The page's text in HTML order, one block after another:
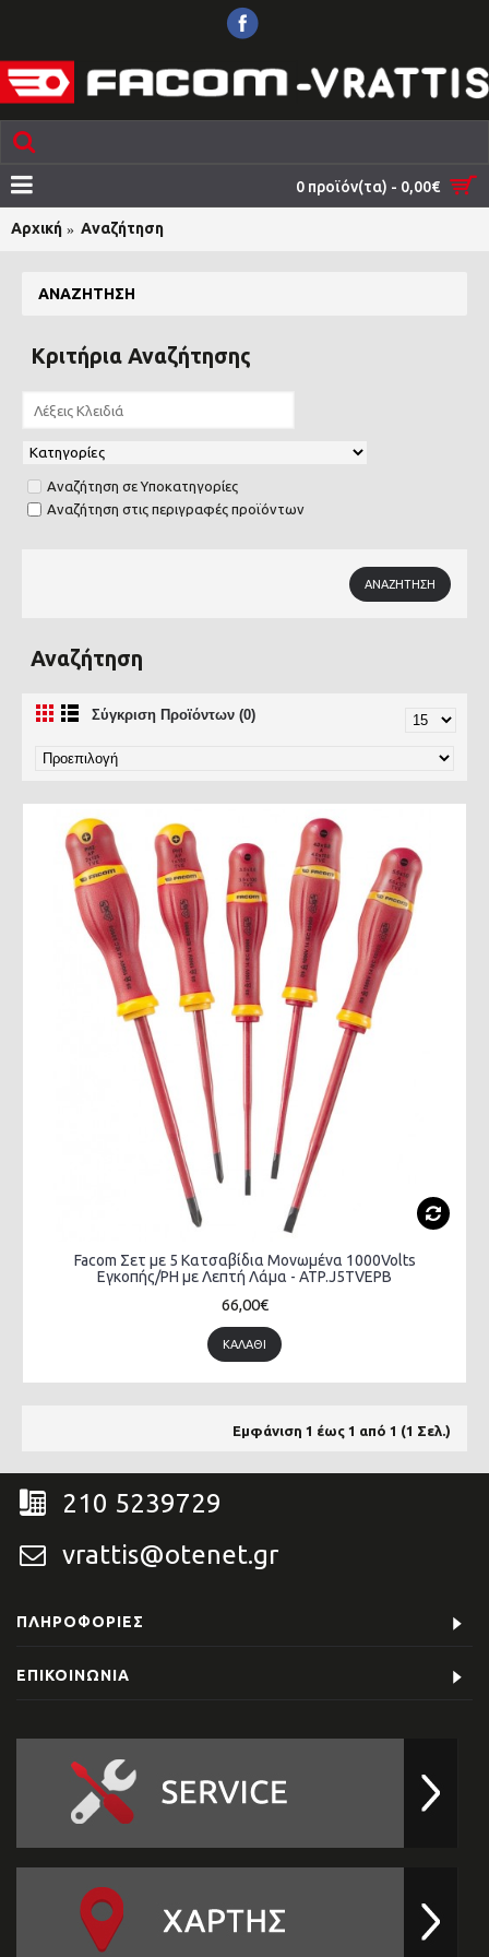
0 προϊόν(τα) - 0,00€
Αρχική Αναζήτηση
ΑΝΑΖΉΤΗΣΗ
Κριτήρια Αναζήτησης
Αναζήτηση σε Υποκατηγορίες
Αναζήτηση στις περιγραφές προϊόντων
Αναζήτηση
Σύγκριση Προϊόντων (0)
Facom Σετ με 5 Κατσαβίδια Μονωμένα 1000Volts
Εγκοπής/PH με Λεπτή Λάμα - ATP.J5TVEPB
66,00€
ΚΑΛΆΘΙ
Εμφάνιση 1 έως 1 από 1 (1 Σελ.)
210 5239729
vrattis@otenet.gr
ΠΛΗΡΟΦΟΡΊΕΣ
ΕΠΙΚΟΙΝΩΝΊΑ